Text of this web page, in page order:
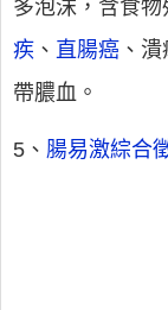
多泡沫，含食物
疾 、 直腸癌 、
帶膿血。
5、 腸易激綜合